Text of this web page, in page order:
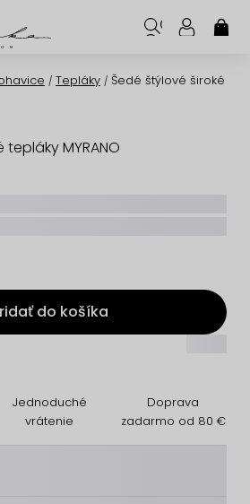
/ Tepláky / Šedé štýlové široké
MYRANO
do košíka
Jednoduché
vrátenie
Doprava
zadarmo od 80 €